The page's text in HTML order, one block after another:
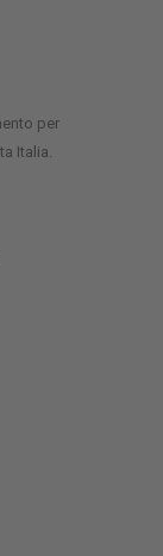
per
Italia.